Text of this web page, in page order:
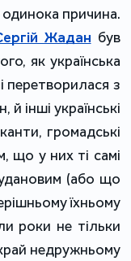
причина.
Жадан був
як українська
перетворилася з
й інші українські
громадські
що у них ті самі
(або що
їхньому
роки не тільки
недружньому